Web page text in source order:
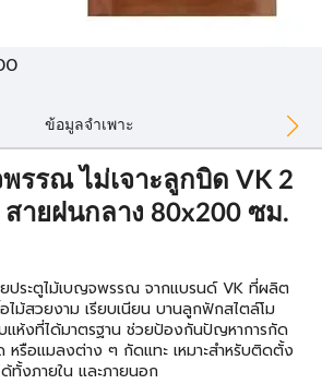
ข้อมูลจำเพาะ
รรณ ไม่เจาะลูกบิด VK 2
ายฝนกลาง 80x200 ซม.
ประตูไม้เบญจพรรณ จากแบรนด์ VK ที่ผลิต
ม้สวยงาม เรียบเนียน บานลูกฟักสไตล์โม
แห้งที่ได้มาตรฐาน ช่วยป้องกันปัญหาการกัด
รือแมลงต่าง ๆ กัดแทะ เหมาะสำหรับติดตั้ง
ทั้งภายใน และภายนอก